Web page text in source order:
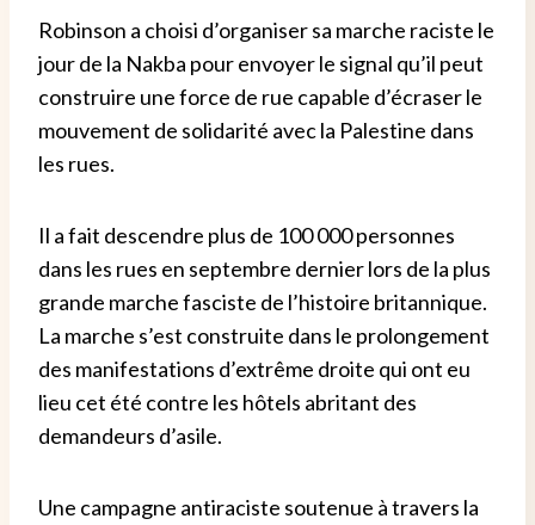
Robinson a choisi d’organiser sa marche raciste le
jour de la Nakba pour envoyer le signal qu’il peut
construire une force de rue capable d’écraser le
mouvement de solidarité avec la Palestine dans
les rues.
Il a fait descendre plus de 100 000 personnes
dans les rues en septembre dernier lors de la plus
grande marche fasciste de l’histoire britannique.
La marche s’est construite dans le prolongement
des manifestations d’extrême droite qui ont eu
lieu cet été contre les hôtels abritant des
demandeurs d’asile.
Une campagne antiraciste soutenue à travers la